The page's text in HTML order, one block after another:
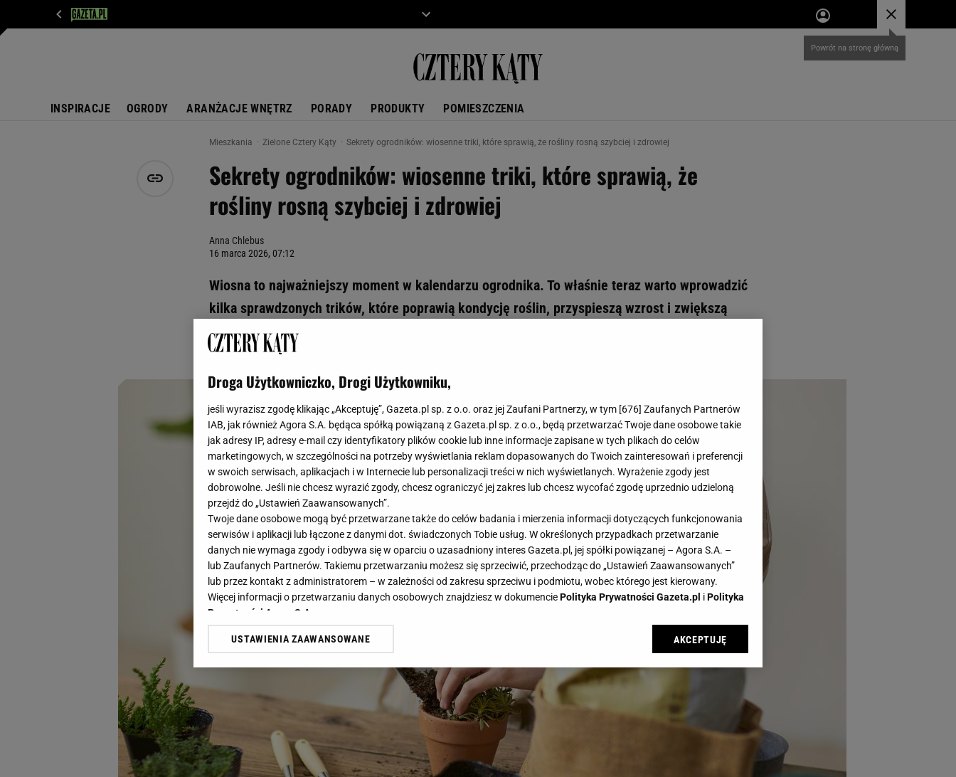
INSPIRACJE OGRODY ARANŻACJE WNĘTRZ PORADY PRODUKTY POMIESZCZENIA
Mieszkania Zielone Cztery Kąty Sekrety ogrodników: wiosenne triki, które sprawią, że rośliny rosną szybciej i zdrowiej
Sekrety ogrodników: wiosenne triki, które sprawią, że
rośliny rosną szybciej i zdrowiej
Anna Chlebus
16 marca 2026, 07:12
Wiosna to najważniejszy moment w kalendarzu ogrodnika. To właśnie teraz warto wprowadzić
kilka sprawdzonych trików, które poprawią kondycję roślin, przyspieszą wzrost i zwiększą
plony nawet w bardzo małej przestrzeni - czy to w ogródku przydomowym, czy na balkonie.
Jak się do tego zabrać?
Droga Użytkowniczko, Drogi Użytkowniku,
jeśli wyrazisz zgodę klikając „Akceptuję”, Gazeta.pl sp. z o.o. oraz jej Zaufani Partnerzy, w tym [676] Zaufanych Partnerów
IAB, jak również Agora S.A. będąca spółką powiązaną z Gazeta.pl sp. z o.o., będą przetwarzać Twoje dane osobowe takie
jak adresy IP, adresy e-mail czy identyfikatory plików cookie lub inne informacje zapisane w tych plikach do celów
marketingowych, w szczególności na potrzeby wyświetlania reklam dopasowanych do Twoich zainteresowań i preferencji
w swoich serwisach, aplikacjach i w Internecie lub personalizacji treści w nich wyświetlanych. Wyrażenie zgody jest
dobrowolne. Jeśli nie chcesz wyrazić zgody, chcesz ograniczyć jej zakres lub chcesz wycofać zgodę uprzednio udzieloną
przejdź do „Ustawień Zaawansowanych”.
Twoje dane osobowe mogą być przetwarzane także do celów badania i mierzenia informacji dotyczących funkcjonowania
serwisów i aplikacji lub łączone z danymi dot. świadczonych Tobie usług. W określonych przypadkach przetwarzanie
danych nie wymaga zgody i odbywa się w oparciu o uzasadniony interes Gazeta.pl, jej spółki powiązanej – Agora S.A. –
lub Zaufanych Partnerów. Takiemu przetwarzaniu możesz się sprzeciwić, przechodząc do „Ustawień Zaawansowanych”
lub przez kontakt z administratorem – w zależności od zakresu sprzeciwu i podmiotu, wobec którego jest kierowany.
Więcej informacji o przetwarzaniu danych osobowych znajdziesz w dokumenciePolityka Prywatności Gazeta.pl iPolityka
Prywatności Agora S.A.
Klikając „Akceptuję” wyrażasz też zgodę na zainstalowanie i przechowywanie plików cookie Gazeta.pl sp. z o.o., jej
dotyczące plików cookie, wywołując narzędzie do zarządzania twoimi preferencjami dot. przetwarzania danych poprzez
odnośnik „Ustawienia prywatności ” w stopce serwisu i przechodząc do „Ustawień Zaawansowanych”. Zmiana ustawień
plików cookie możliwa jest także za pomocą ustawień przeglądarki.
My, nasi Zaufani Partnerzy i Agora S.A. możemy przetwarzać dane osobowe w następujących celach:
Użycie dokładnych danych geolokalizacyjnych. Aktywne skanowanie charakterystyki urządzenia do celów identyfikacji.
Przechowywanie informacji na urządzeniu lub dostęp do nich. Spersonalizowane reklamy i treści, pomiar reklam i treści,
USTAWIENIA ZAAWANSOWANE AKCEPTUJĘ